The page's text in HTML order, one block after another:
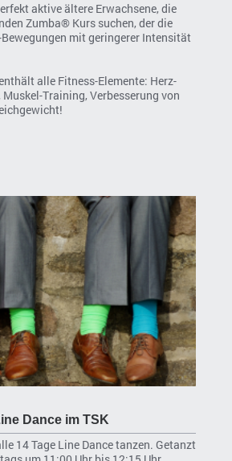
aktive ältere Erwachsene, die
Zumba® Kurs suchen, der die
mit geringerer Intensität
alle Fitness-Elemente: Herz-
Training, Verbesserung von
Dance im TSK
14 Tage Line Dance tanzen. Getanzt